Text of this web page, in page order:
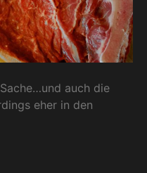
auch die
eher in den